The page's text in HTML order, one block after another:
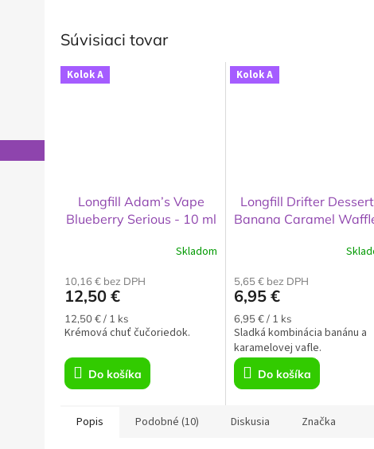
Súvisiaci tovar
Kolok A
Longfill Adam’s Vape
Blueberry Serious - 10 ml
Skladom
10,16 € bez DPH
12,50 €
Jednotková
cena:
12,50 € / 1 ks
Do košíka
Krémová chuť čučoriedok.
Kolok A
Longfill Drifter
Banana Caramel
5,65 € bez DPH
6,95 €
Jednotková
cena:
6,95 € / 1 ks
Do košíka
Sladká kombinácia banánu a
karamelovej vafle.
Popis Podobné (10) Diskusia Značka